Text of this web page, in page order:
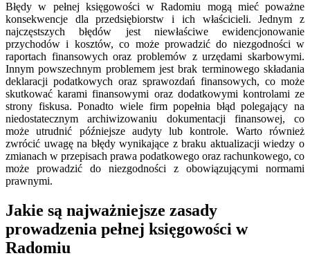
Błędy w pełnej księgowości w Radomiu mogą mieć poważne
konsekwencje dla przedsiębiorstw i ich właścicieli. Jednym z
najczęstszych błędów jest niewłaściwe ewidencjonowanie
przychodów i kosztów, co może prowadzić do niezgodności w
raportach finansowych oraz problemów z urzędami skarbowymi.
Innym powszechnym problemem jest brak terminowego składania
deklaracji podatkowych oraz sprawozdań finansowych, co może
skutkować karami finansowymi oraz dodatkowymi kontrolami ze
strony fiskusa. Ponadto wiele firm popełnia błąd polegający na
niedostatecznym archiwizowaniu dokumentacji finansowej, co
może utrudnić późniejsze audyty lub kontrole. Warto również
zwrócić uwagę na błędy wynikające z braku aktualizacji wiedzy o
zmianach w przepisach prawa podatkowego oraz rachunkowego, co
może prowadzić do niezgodności z obowiązującymi normami
prawnymi.
Jakie są najważniejsze zasady
prowadzenia pełnej księgowości w
Radomiu